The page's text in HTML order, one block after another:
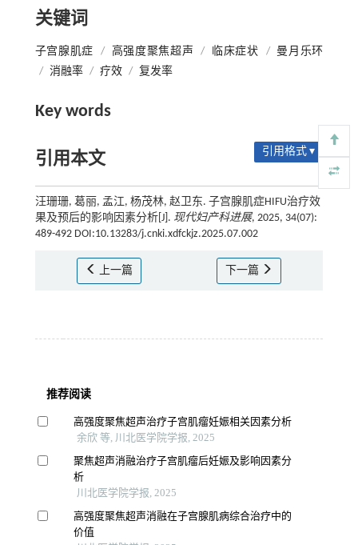
关键词
子宫腺肌症 / 高强度聚焦超声 / 临床症状 /
曼月乐环
/ 消融率 / 疗效 / 复发率
Key words
引用本文 引用格式 ▾
汪珊珊, 葛丽, 孟江, 杨茂林, 赵卫东. 子宫腺肌症HIFU治疗效
果及预后的影响因素分析[J]. 现代妇产科进展, 2025, 34(07):
489-492 DOI:10.13283/j.cnki.xdfckjz.2025.07.002
上一篇 下一篇